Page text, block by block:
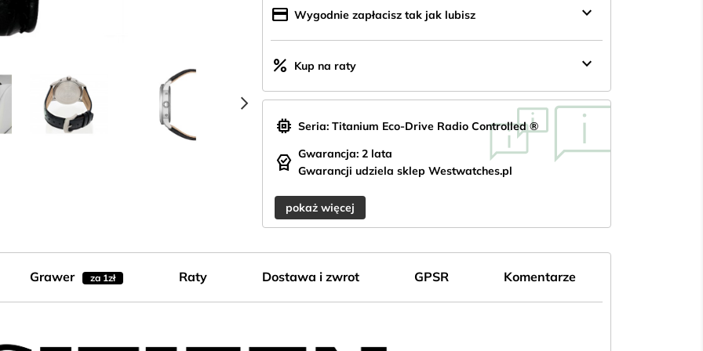
chevron_right
credit_card Wygodnie zapłacisz tak jak lubisz keyboard_arrow_down
percent Kup na raty keyboard_arrow_down
memory Seria: Titanium Eco-Drive Radio Controlled ®
editor_choice Gwarancja: 2 lata
Gwarancji udziela sklep Westwatches.pl
pokaż więcej
Grawer za 1zł Raty Dostawa i zwrot GPSR Komentarze